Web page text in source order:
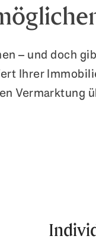
– und doch
Ihrer
Vermarktung